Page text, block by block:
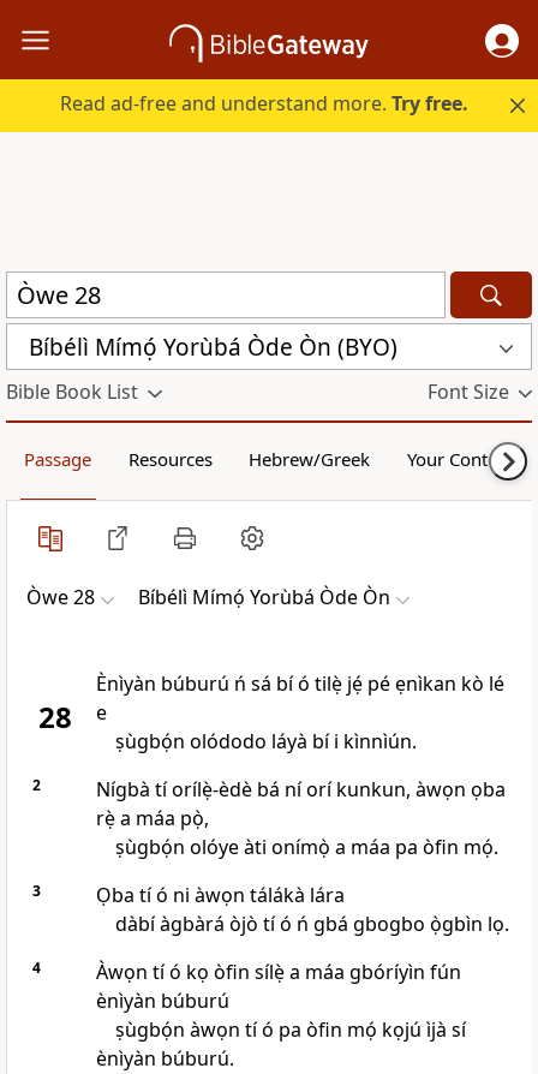
Read ad-free and understand more.Try free.
Bíbélì Mímọ́ Yorùbá Òde Òn (BYO)
Bible Book List Font Size
Passage Resources Hebrew/Greek Your Content
Òwe 28 Bíbélì Mímọ́ Yorùbá Òde Òn
28
Ènìyàn búburú ń sá bí ó tilẹ̀ jẹ́ pé ẹnìkan kò lé
e
ṣùgbọ́n olódodo láyà bí i kìnnìún.
2
Nígbà tí orílẹ̀-èdè bá ní orí kunkun, àwọn ọba
rẹ̀ a máa pọ̀,
ṣùgbọ́n olóye àti onímọ̀ a máa pa òfin mọ́.
3
Ọba tí ó ni àwọn tálákà lára
dàbí àgbàrá òjò tí ó ń gbá gbogbo ọ̀gbìn lọ.
4
Àwọn tí ó kọ òfin sílẹ̀ a máa gbóríyìn fún
ènìyàn búburú
ṣùgbọ́n àwọn tí ó pa òfin mọ́ kọjú ìjà sí
ènìyàn búburú.